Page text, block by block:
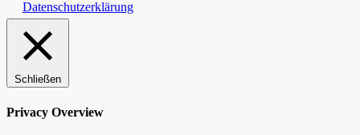
Datenschutzerklärung
Schließen
Privacy Overview